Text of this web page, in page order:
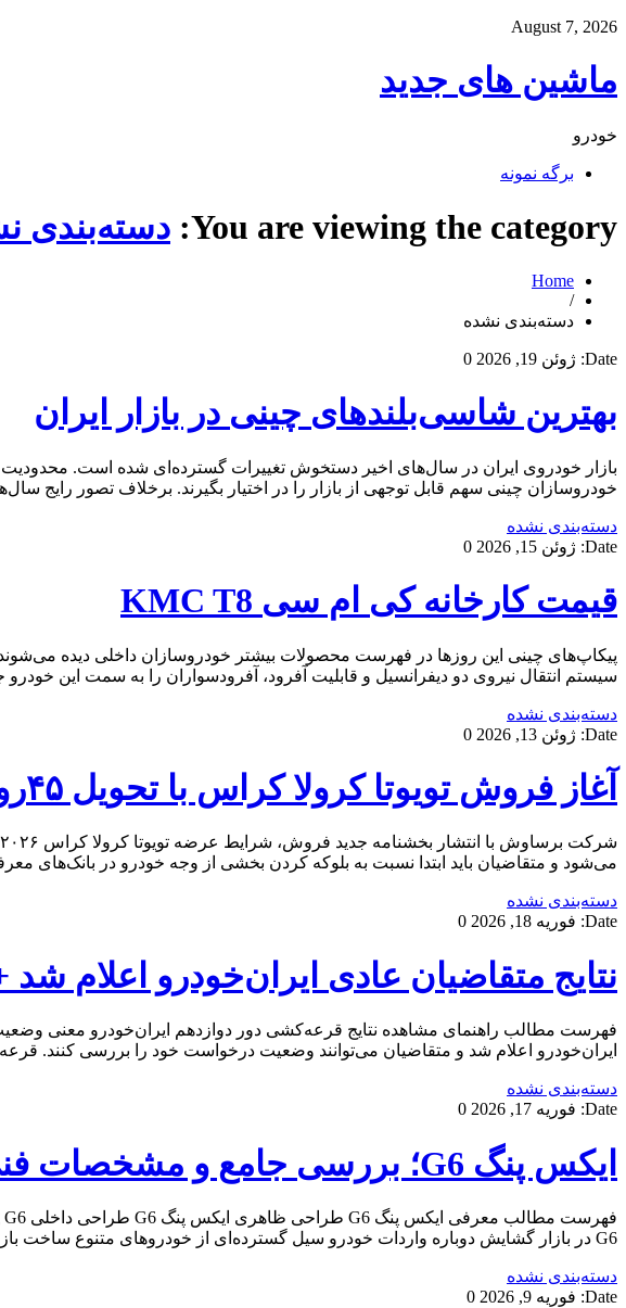
August 7, 2026
ماشین های جدید
خودرو
برگه نمونه
You are viewing the category: دسته‌بندی
Home
/
دسته‌بندی نشده
Date: ژوئن 19, 2026 0
بهترین شاسی‌بلندهای چینی در بازار ایران
بازار خودروی ایران در سال‌های اخیر دستخوش تغییرات گسترده‌ای شده است.
خودروسازان چینی سهم قابل توجهی از بازار را در اختیار بگیرند. برخلاف تصور رایج
دسته‌بندی نشده
Date: ژوئن 15, 2026 0
قیمت کارخانه کی ام سی KMC T8
سیستم انتقال نیروی دو دیفرانسیل و قابلیت آفرود، آفرودسواران را به سمت این
دسته‌بندی نشده
Date: ژوئن 13, 2026 0
آغاز فروش تویوتا کرولا کراس با تحویل ۴۵روزه – ۲۳ خرداد ۱۴۰۵
می‌شود و متقاضیان باید ابتدا نسبت به بلوکه کردن بخشی از وجه خودرو در بانک‌های
دسته‌بندی نشده
Date: فوریه 18, 2026 0
نتایج متقاضیان عادی ایران‌خودرو اعلام شد +
فهرست مطالب راهنمای مشاهده نتایج قرعه‌کشی دور دوازدهم ایران‌خودرو معنی
ایران‌خودرو اعلام شد و متقاضیان می‌توانند وضعیت درخواست خود را بررسی کنند. قرعه‌کشی این مرحله در روز ۲۸ بهمن انجام شده
دسته‌بندی نشده
Date: فوریه 17, 2026 0
ایکس پنگ G6؛ بررسی جامع و مشخصات فنی
G6 در بازار گشایش دوباره واردات خودرو سیل گسترده‌ای از خودروهای متنوع ساخت بازار چین را روانه بازار کرد که نمونه‌های […]
دسته‌بندی نشده
Date: فوریه 9, 2026 0